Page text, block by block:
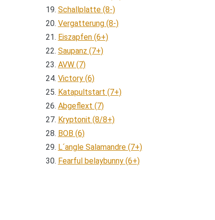
Schallplatte (8-)
Vergatterung (8-)
Eiszapfen (6+)
Saupanz (7+)
AVW (7)
Victory (6)
Katapultstart (7+)
Abgeflext (7)
Kryptonit (8/8+)
BOB (6)
L´angle Salamandre (7+)
Fearful belaybunny (6+)